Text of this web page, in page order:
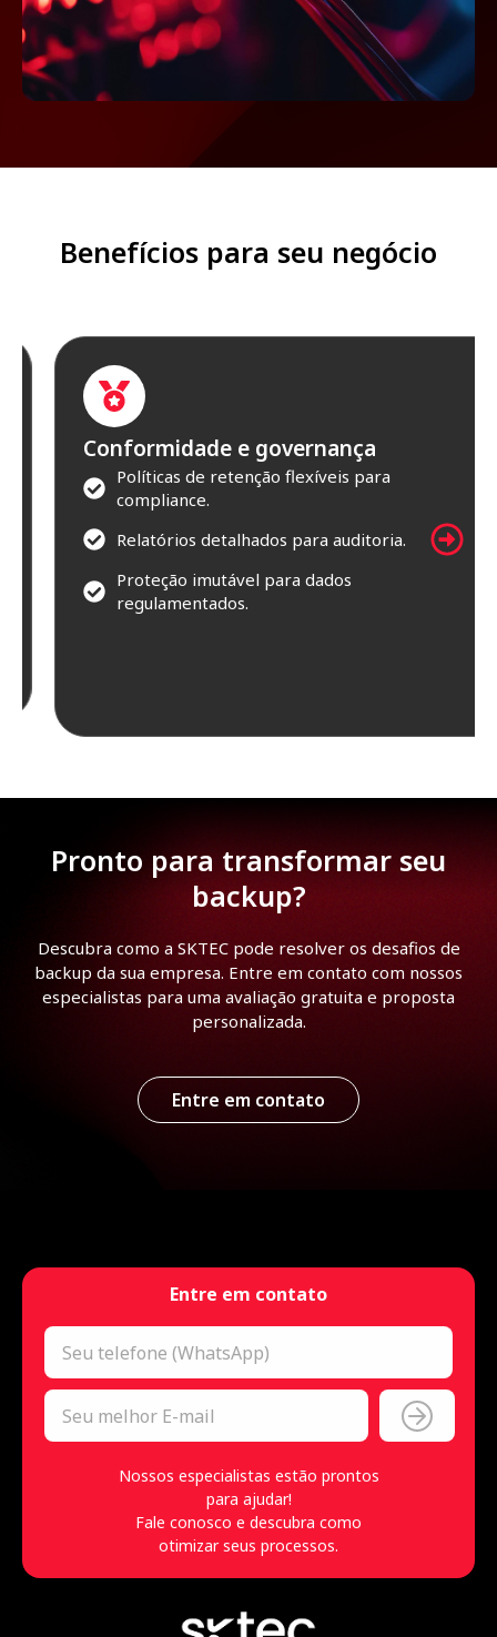
Benefícios para seu negócio
Conformidade e governança
Políticas de retenção flexíveis para
compliance.
Relatórios detalhados para auditoria.
Proteção imutável para dados
regulamentados.
Pronto para transformar seu
backup?
Descubra como a SKTEC pode resolver os desafios de
backup da sua empresa. Entre em contato com nossos
especialistas para uma avaliação gratuita e proposta
personalizada.
Entre em contato
Entre em contato
Nossos especialistas estão prontos
para ajudar!
Fale conosco e descubra como
otimizar seus processos.